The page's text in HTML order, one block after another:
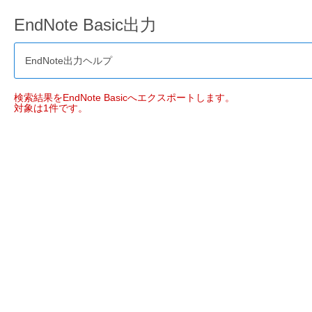
EndNote Basic出力
EndNote出力ヘルプ
検索結果をEndNote Basicへエクスポートします。
対象は1件です。